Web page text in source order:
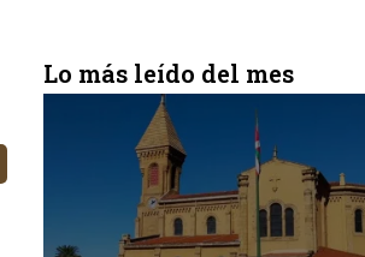
Lo más leído del mes